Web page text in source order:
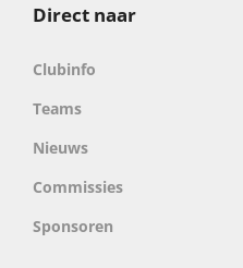
Direct naar
Clubinfo
Teams
Nieuws
Commissies
Sponsoren